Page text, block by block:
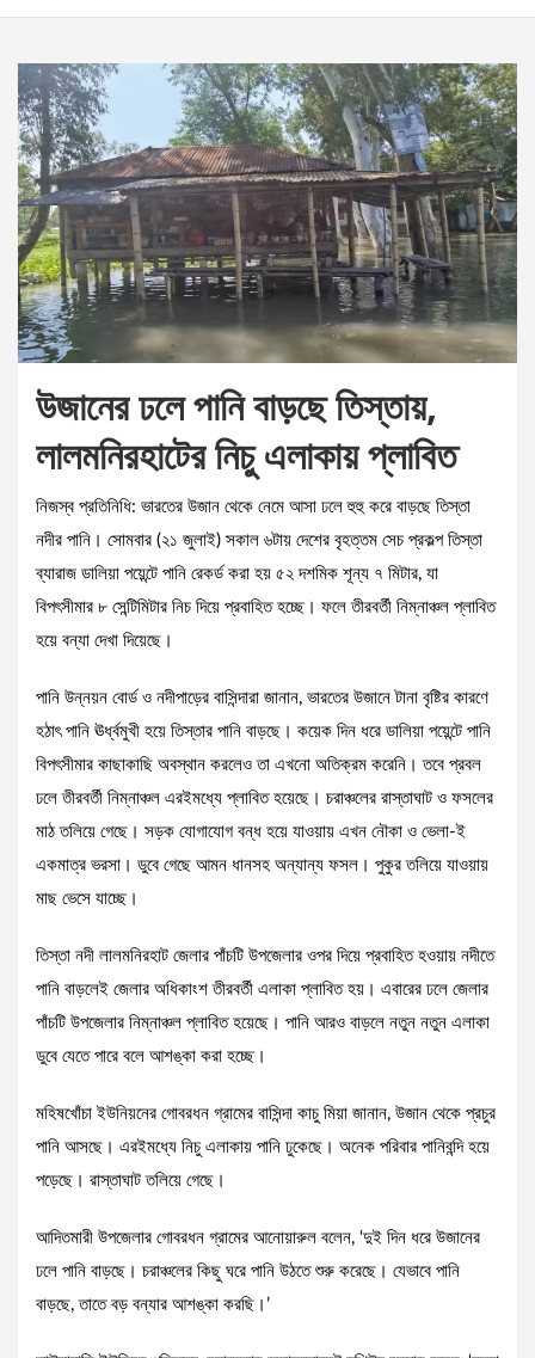
উজানের ঢলে পানি বাড়ছে তিস্তায়,
লালমনিরহাটের নিচু এলাকায় প্লাবিত
নিজস্ব প্রতিনিধি: ভারতের উজান থেকে নেমে আসা ঢলে হুহু করে বাড়ছে তিস্তা
নদীর পানি। সোমবার (২১ জুলাই) সকাল ৬টায় দেশের বৃহত্তম সেচ প্রকল্প তিস্তা
ব্যারাজ ডালিয়া পয়েন্টে পানি রেকর্ড করা হয় ৫২ দশমিক শূন্য ৭ মিটার, যা
বিপৎসীমার ৮ সেন্টিমিটার নিচ দিয়ে প্রবাহিত হচ্ছে। ফলে তীরবর্তী নিম্নাঞ্চল প্লাবিত
হয়ে বন্যা দেখা দিয়েছে।
পানি উন্নয়ন বোর্ড ও নদীপাড়ের বাসিন্দারা জানান, ভারতের উজানে টানা বৃষ্টির কারণে
হঠাৎ পানি ঊর্ধ্বমুখী হয়ে তিস্তার পানি বাড়ছে। কয়েক দিন ধরে ডালিয়া পয়েন্টে পানি
বিপৎসীমার কাছাকাছি অবস্থান করলেও তা এখনো অতিক্রম করেনি। তবে প্রবল
ঢলে তীরবর্তী নিম্নাঞ্চল এরইমধ্যে প্লাবিত হয়েছে। চরাঞ্চলের রাস্তাঘাট ও ফসলের
মাঠ তলিয়ে গেছে। সড়ক যোগাযোগ বন্ধ হয়ে যাওয়ায় এখন নৌকা ও ভেলা-ই
একমাত্র ভরসা। ডুবে গেছে আমন ধানসহ অন্যান্য ফসল। পুকুর তলিয়ে যাওয়ায়
মাছ ভেসে যাচ্ছে।
তিস্তা নদী লালমনিরহাট জেলার পাঁচটি উপজেলার ওপর দিয়ে প্রবাহিত হওয়ায় নদীতে
পানি বাড়লেই জেলার অধিকাংশ তীরবর্তী এলাকা প্লাবিত হয়। এবারের ঢলে জেলার
পাঁচটি উপজেলার নিম্নাঞ্চল প্লাবিত হয়েছে। পানি আরও বাড়লে নতুন নতুন এলাকা
ডুবে যেতে পারে বলে আশঙ্কা করা হচ্ছে।
মহিষখোঁচা ইউনিয়নের গোবরধন গ্রামের বাসিন্দা কাচু মিয়া জানান, উজান থেকে প্রচুর
পানি আসছে। এরইমধ্যে নিচু এলাকায় পানি ঢুকেছে। অনেক পরিবার পানিবন্দি হয়ে
পড়েছে। রাস্তাঘাট তলিয়ে গেছে।
আদিতমারী উপজেলার গোবরধন গ্রামের আনোয়ারুল বলেন, ‘দুই দিন ধরে উজানের
ঢলে পানি বাড়ছে। চরাঞ্চলের কিছু ঘরে পানি উঠতে শুরু করেছে। যেভাবে পানি
বাড়ছে, তাতে বড় বন্যার আশঙ্কা করছি।’